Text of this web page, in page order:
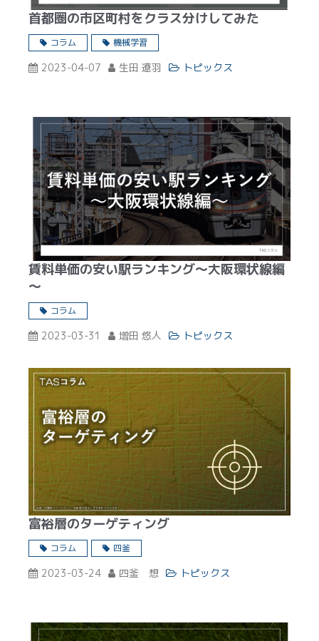
首都圏の市区町村をクラス分けしてみた
コラム 機械学習
2023-04-07 生田 遼羽 トピックス
賃料単価の安い駅ランキング～大阪環状線編
～
コラム
2023-03-31 増田 悠人 トピックス
富裕層のターゲティング
コラム 四釜
2023-03-24 四釜 想 トピックス